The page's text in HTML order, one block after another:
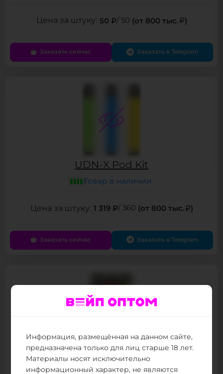
50 ₽/ 50 (от 800 тыс. )
Заказать сейчас Заказать в Telegram
UDN-X Pod Kit
Товар в наличии
1 319 ₽/ 360 (от 800 тыс. )
Заказать сейчас Заказать в Telegram
Brusko Dabbler Nice Pod Kit
Товар в наличии
Информация, размещённая на данном сайте,
предназначена только для лиц старше 18 лет.
Материалы носят исключительно
информационный характер, не являются